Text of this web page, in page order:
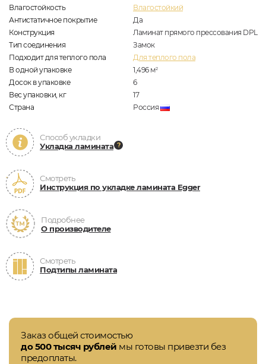
Влагостойкость
Влагостойкий
Антистатичное покрытие
Да
Конструкция
Ламинат прямого прессования DPL
Тип соединения
Замок
Подходит для теплого пола
Для теплого пола
В одной упаковке
1,496 м2
Досок в упаковке
6
Вес упаковки, кг
17
Страна
Россия
Способ укладки
Укладка ламината
Смотреть
Инструкция по укладке ламината Egger
Подробнее
О производителе
Смотреть
Подтипы ламината
Заказ общей стоимостью
до 500 тысяч рублей мы готовы привезти без
предоплаты.